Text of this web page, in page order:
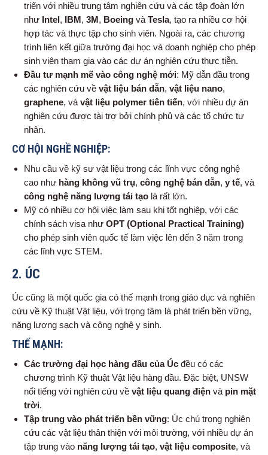
triển với nhiều trung tâm nghiên cứu và các tập đoàn lớn
như Intel, IBM, 3M, Boeing và Tesla, tạo ra nhiều cơ hội
hợp tác và thực tập cho sinh viên. Ngoài ra, các chương
trình liên kết giữa trường đại học và doanh nghiệp cho phép
sinh viên tham gia vào các dự án nghiên cứu thực tiễn.
Đầu tư mạnh mẽ vào công nghệ mới: Mỹ dẫn đầu trong
các nghiên cứu về vật liệu bán dẫn, vật liệu nano,
graphene, và vật liệu polymer tiên tiến, với nhiều dự án
nghiên cứu được tài trợ bởi chính phủ và các tổ chức tư
nhân.
CƠ HỘI NGHỀ NGHIỆP:
Nhu cầu về kỹ sư vật liệu trong các lĩnh vực công nghệ
cao như hàng không vũ trụ, công nghệ bán dẫn, y tế, và
công nghệ năng lượng tái tạo là rất lớn.
Mỹ có nhiều cơ hội việc làm sau khi tốt nghiệp, với các
chính sách visa như OPT (Optional Practical Training)
cho phép sinh viên quốc tế làm việc lên đến 3 năm trong
các lĩnh vực STEM.
2. ÚC
Úc cũng là một quốc gia có thế mạnh trong giáo dục và nghiên
cứu về Kỹ thuật Vật liệu, với trọng tâm là phát triển bền vững,
năng lượng sạch và công nghệ y sinh.
THẾ MẠNH:
Các trường đại học hàng đầu của Úc đều có các
chương trình Kỹ thuật Vật liệu hàng đầu. Đặc biệt, UNSW
nổi tiếng với nghiên cứu về vật liệu quang điện và pin mặt
trời.
Tập trung vào phát triển bền vững: Úc chú trọng nghiên
cứu các vật liệu thân thiện với môi trường, với nhiều dự án
tập trung vào năng lượng tái tạo, vật liệu composite, và